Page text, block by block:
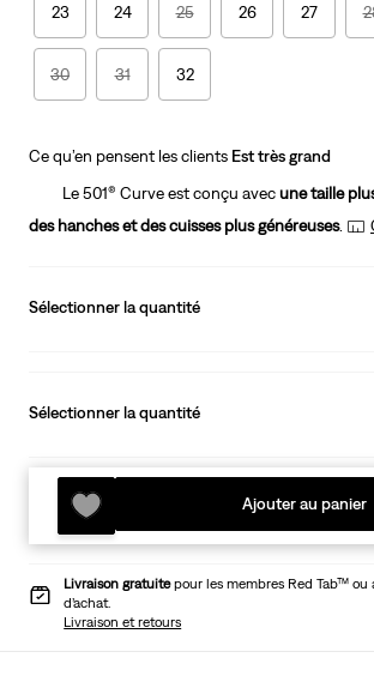
23 24 25 26 27
30 31 32
Ce qu’en pensent les clients Est très grand
Le 501® Curve est conçu avecune taille
des hanches et des cuisses plus généreuses.
Sélectionner la quantité
Sélectionner la quantité
Ajouter au panier
Livraison gratuitepour les membres Red Tab™
d’achat.
Livraison et retours